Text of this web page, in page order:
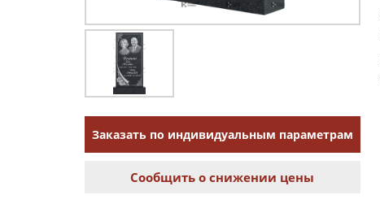
Заказать по индивидуальным параметрам
Сообщить о снижении цены